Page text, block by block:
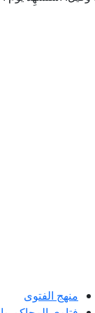
منهج الفتوى